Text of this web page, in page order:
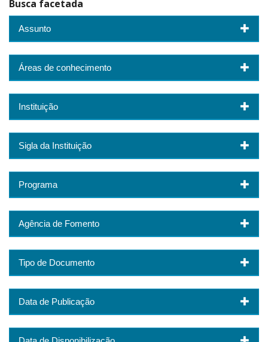
Busca facetada
Assunto
Áreas de conhecimento
Instituição
Sigla da Instituição
Programa
Agência de Fomento
Tipo de Documento
Data de Publicação